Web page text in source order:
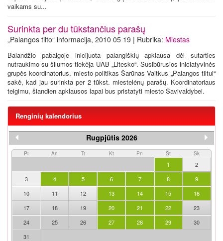
vaikams su...
Surinkta per du tūkstančius parašų
„Palangos tilto“ informacija, 2010 05 19 | Rubrika: Miestas
Balandžio pabaigoje inicijuota palangiškių apklausa dėl sutarties
nutraukimo su šilumos tiekėja UAB „Litesko“. Susibūrusios iniciatyvinės
grupės koordinatorius, miesto politikas Šarūnas Vaitkus „Palangos tiltui“
sakė, kad jau surinkta per 2 tūkst. miestelėnų parašų. Koordinatoriaus
teigimu, šiandien apklausos lapai bus pristatyti miesto Savivaldybei.
Renginių kalendorius
Rugpjūtis 2026
Pi An Tr Kt Pn Št Sk
1
2
3
4 5 6 7 8
9
10
11 12 13 14 15
16
17
18 19 20 21 22
23
24
25 26 27 28 29
30
31